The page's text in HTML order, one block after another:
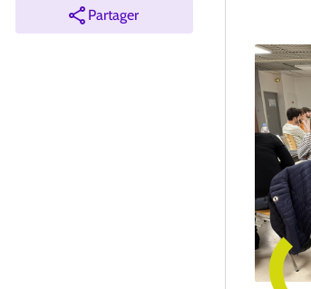
Partager